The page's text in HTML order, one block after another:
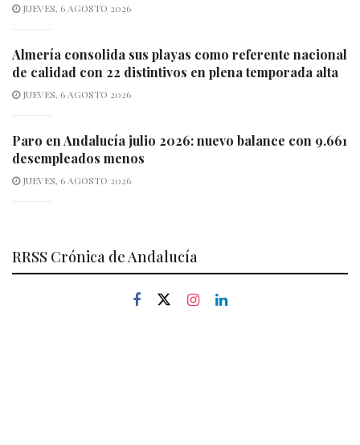
JUEVES, 6 AGOSTO 2026
Almería consolida sus playas como referente nacional
de calidad con 22 distintivos en plena temporada alta
JUEVES, 6 AGOSTO 2026
Paro en Andalucía julio 2026: nuevo balance con 9.661
desempleados menos
JUEVES, 6 AGOSTO 2026
RRSS Crónica de Andalucía